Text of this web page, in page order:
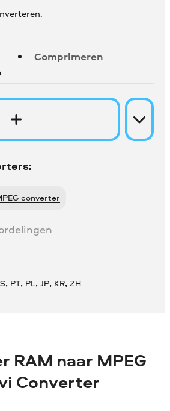
Comprimeren
MPEG converter
, PT, PL,JP, KR,ZH
RAM naar MPEG
Converter